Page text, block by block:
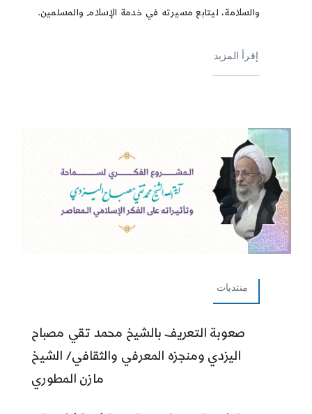
والسلامة، ليتابع مسيرته في خدمة الإسلام والمسلمين.
إقرأ المزيد
منتديات
صعوبة التعريف بالشيخ محمد تقي مصباح
اليزدي ومنجزه المعرفي والثقافي/ الشيخ
مازن المطوري